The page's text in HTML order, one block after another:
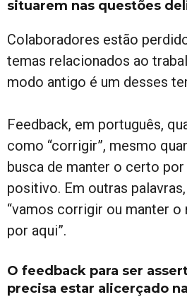
situarem nas questões
Colaboradores estão
temas relacionados ao
modo antigo é um desses
Feedback, em português,
como “corrigir”, mesmo
busca de manter o certo
positivo. Em outras
“vamos corrigir ou manter o
por aqui”.
O feedback para ser
precisa estar alicerçado